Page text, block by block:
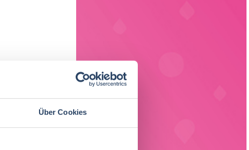
Über Cookies
Nach Region